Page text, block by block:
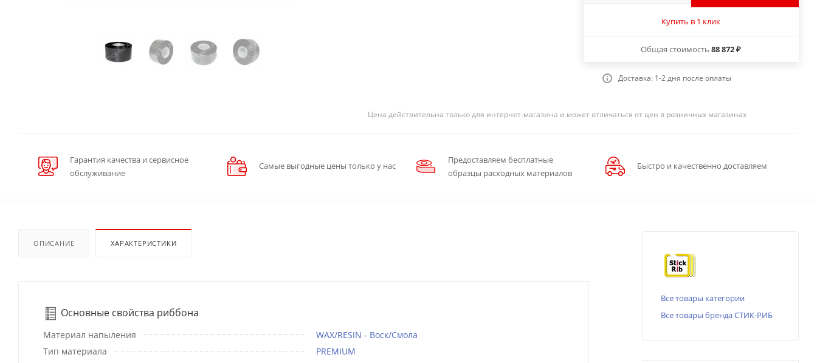
Купить в 1 клик
Общая стоимость88 872 ₽
Доставка: 1-2 дня после оплаты
Цена действительна только для интернет-магазина и может отличаться от цен в розничных магазинах
Гарантия качества и сервисное
обслуживание
Самые выгодные цены только у нас
Предоставляем бесплатные
образцы расходных материалов
Быстро и качественно доставляем
ОПИСАНИЕ ХАРАКТЕРИСТИКИ
Основные свойства риббона
Материал напыления
WAX/RESIN - Воск/Смола
Тип материала
PREMIUM
Все товары категории
Все товары бренда СТИК-РИБ